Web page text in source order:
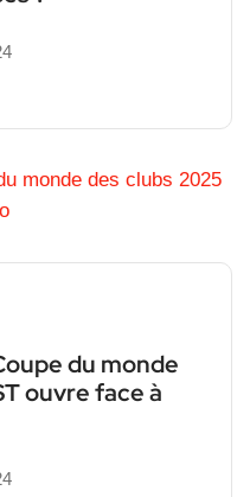
du monde
ouvre face à